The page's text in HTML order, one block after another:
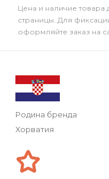
Цена и наличие товара
страницы. Для
оформляйте заказ на
Родина бренда
Хорватия